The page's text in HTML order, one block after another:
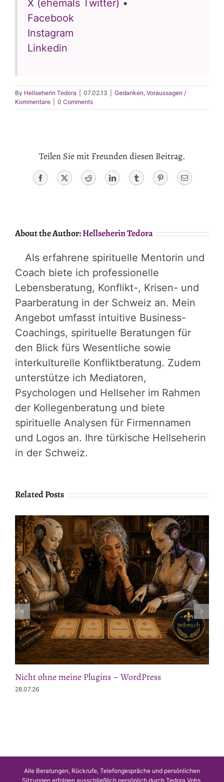
X (ehemals Twitter) •
Facebook
Instagram
Linkedin
By Hellseherin Tedora 07.02.13 Gedanken, Voraussagen /
Kommentare
0 Comments
Teilen Sie mit Freunden diesen Beitrag.
Facebook X Reddit LinkedIn Tumblr PinterestEmail
About the Author:Hellseherin Tedora
Als erfahrene spirituelle Mentorin und
Coach biete ich professionelle
Lebensberatung, Konflikt-, Krisen- und
Paarberatung in der Schweiz an. Mein
Angebot umfasst intuitive Business-
Coachings, spirituelle Beratungen für
den Blick fürs Wesentliche sowie
interkulturelle Konfliktberatung. Zudem
unterstütze ich Mediatoren,
Psychologen und Hellseher im Rahmen
der Kollegenberatung und biete
spirituelle Analysen für Firmennamen
und Logos an. Ihre türkische Hellseherin
in der Schweiz.
Related Posts
Nicht ohne meine Plugins – WordPress
28.07.26
Alle Beratungen, Rückrufe, Telefongespräche und persönlichen
Sitzungen erfolgen ausschließlich persönlich durch Tedora Vohs.